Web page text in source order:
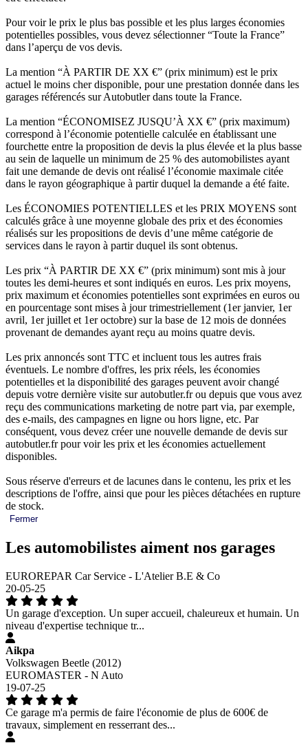
Pour voir le prix le plus bas possible et les plus larges économies
potentielles possibles, vous devez sélectionner “Toute la France”
dans l’aperçu de vos devis.
La mention “À PARTIR DE XX €” (prix minimum) est le prix
actuel le moins cher disponible, pour une prestation donnée dans les
garages référencés sur Autobutler dans toute la France.
La mention “ÉCONOMISEZ JUSQU’À XX €” (prix maximum)
correspond à l’économie potentielle calculée en établissant une
fourchette entre la proposition de devis la plus élevée et la plus basse
au sein de laquelle un minimum de 25 % des automobilistes ayant
fait une demande de devis ont réalisé l’économie maximale citée
dans le rayon géographique à partir duquel la demande a été faite.
Les ÉCONOMIES POTENTIELLES et les PRIX MOYENS sont
calculés grâce à une moyenne globale des prix et des économies
réalisés sur les propositions de devis d’une même catégorie de
services dans le rayon à partir duquel ils sont obtenus.
Les prix “À PARTIR DE XX €” (prix minimum) sont mis à jour
toutes les demi-heures et sont indiqués en euros. Les prix moyens,
prix maximum et économies potentielles sont exprimées en euros ou
en pourcentage sont mises à jour trimestriellement (1er janvier, 1er
avril, 1er juillet et 1er octobre) sur la base de 12 mois de données
provenant de demandes ayant reçu au moins quatre devis.
Les prix annoncés sont TTC et incluent tous les autres frais
éventuels. Le nombre d'offres, les prix réels, les économies
potentielles et la disponibilité des garages peuvent avoir changé
depuis votre dernière visite sur autobutler.fr ou depuis que vous avez
reçu des communications marketing de notre part via, par exemple,
des e-mails, des campagnes en ligne ou hors ligne, etc. Par
conséquent, vous devez créer une nouvelle demande de devis sur
autobutler.fr pour voir les prix et les économies actuellement
disponibles.
Sous réserve d'erreurs et de lacunes dans le contenu, les prix et les
descriptions de l'offre, ainsi que pour les pièces détachées en rupture
de stock.
Fermer
Les automobilistes aiment nos garages
EUROREPAR Car Service - L'Atelier B.E & Co
20-05-25
Un garage d'exception. Un super accueil, chaleureux et humain. Un
niveau d'expertise technique tr...
Aikpa
Volkswagen Beetle (2012)
EUROMASTER - N Auto
19-07-25
Ce garage m'a permis de faire l'économie de plus de 600€ de
travaux, simplement en resserrant des...